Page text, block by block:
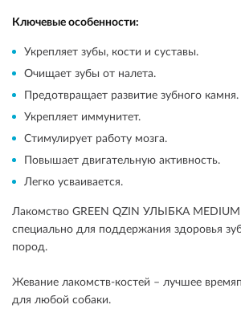
Ключевые особенности:
Укрепляет зубы, кости и суставы.
Очищает зубы от налета.
Предотвращает развитие зубного камня.
Укрепляет иммунитет.
Стимулирует работу мозга.
Повышает двигательную активность.
Легко усваивается.
Лакомство GREEN QZIN УЛЫБКА MEDIUM
специально для поддержания здоровья
пород.
Жевание лакомств-костей – лучшее
для любой собаки.